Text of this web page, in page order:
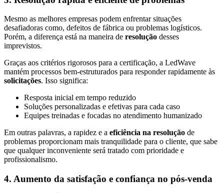
Mesmo as melhores empresas podem enfrentar situações
desafiadoras como, defeitos de fábrica ou problemas logísticos.
Porém, a diferença está na maneira de resolução desses
imprevistos.
Graças aos critérios rigorosos para a certificação, a LedWave
mantém processos bem-estruturados para responder rapidamente às
solicitações. Isso significa:
Resposta inicial em tempo reduzido
Soluções personalizadas e efetivas para cada caso
Equipes treinadas e focadas no atendimento humanizado
Em outras palavras, a rapidez e a eficiência na resolução de
problemas proporcionam mais tranquilidade para o cliente, que sabe
que qualquer inconveniente será tratado com prioridade e
profissionalismo.
4. Aumento da satisfação e confiança no pós-venda